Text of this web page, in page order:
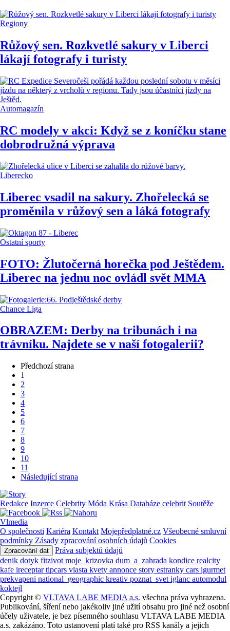
Regiony
Růžový sen. Rozkvetlé sakury v Liberci
lákají fotografy i turisty
Automagazín
RC modely v akci: Když se z koníčku stane
dobrodružná výprava
Liberecko
Liberec vsadil na sakury. Zhořelecká se
proměnila v růžový sen a láká fotografy
Ostatní sporty
FOTO: Žlutočerná horečka pod Ještědem.
Liberec na jednu noc ovládl svět MMA
Chance Liga
OBRAZEM: Derby na tribunách i na
trávníku. Najdete se v naší fotogalerii?
Předchozí strana
1
2
3
4
5
6
7
8
9
10
11
Následující strana
Redakce Inzerce Celebrity Móda Krása Databáze celebrit Soutěže
Vlmedia
O společnosti Kariéra Kontakt Mojepředplatné.cz Všeobecné smluvní
podmínky Zásady zpracování osobních údajů Cookies
Zpracování dat
Práva subjektů údajů
denik dotyk fitzivot moje_krizovka dum_a_zahrada kondice realcity
kafe ireceptartipcars vlasta kvety annonce story estranky cars igurmet
prekvapeni national_geographic kreativ poznat_svet iglanc automodul
koktejl
Copyright © VLTAVA LABE MEDIA a.s. všechna práva vyhrazena.
Publikování, šíření nebo jakékoliv jiné užití obsahu pro jiné než osobní
účely uživatele, je bez písemného souhlasu VLTAVA LABE MEDIA
a.s. zakázáno. Toto ustanovení platí také pro RSS kanály a jejich